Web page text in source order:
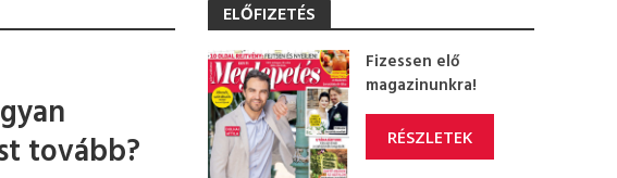
tovább?
ELŐFIZETÉS
Fizessen elő
magazinunkra!
RÉSZLETEK